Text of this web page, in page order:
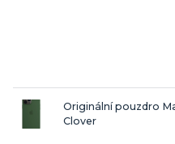
Originální pouzdro
Clover